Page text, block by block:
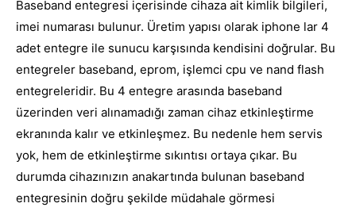
Baseband entegresi içerisinde cihaza ait kimlik bilgileri,
imei numarası bulunur. Üretim yapısı olarak iphone lar 4
adet entegre ile sunucu karşısında kendisini doğrular. Bu
entegreler baseband, eprom, işlemci cpu ve nand flash
entegreleridir. Bu 4 entegre arasında baseband
üzerinden veri alınamadığı zaman cihaz etkinleştirme
ekranında kalır ve etkinleşmez. Bu nedenle hem servis
yok, hem de etkinleştirme sıkıntısı ortaya çıkar. Bu
durumda cihazınızın anakartında bulunan baseband
entegresinin doğru şekilde müdahale görmesi